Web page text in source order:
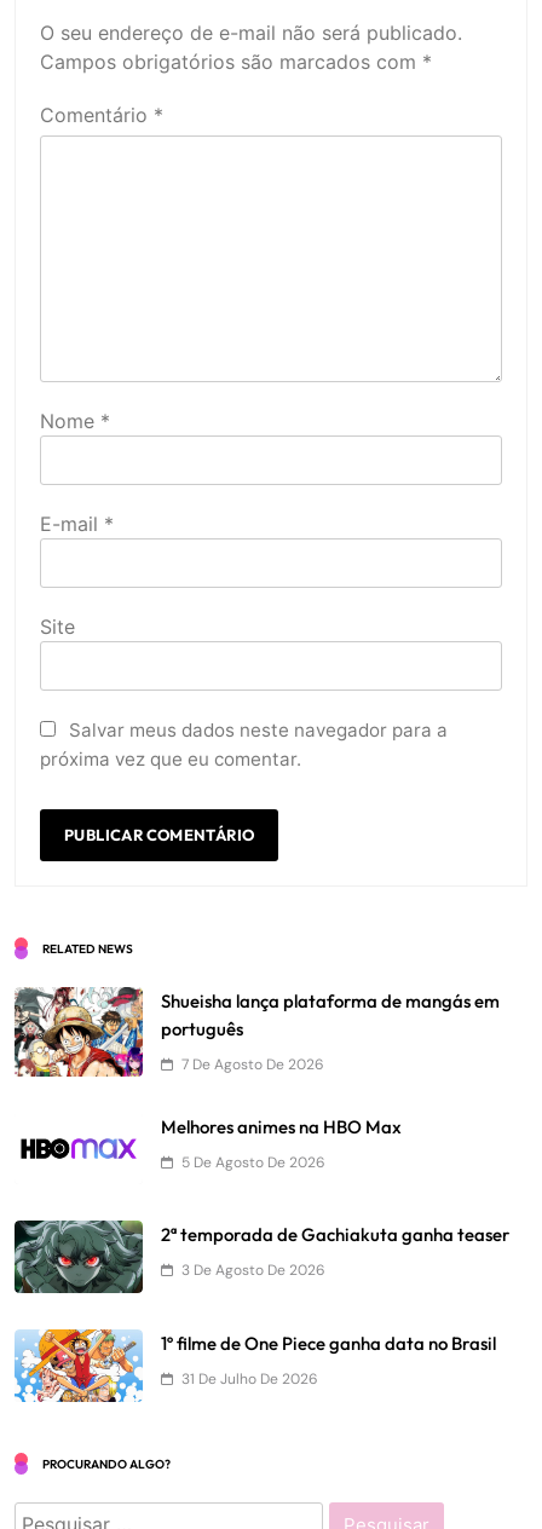
O seu endereço de e-mail não será publicado.
Campos obrigatórios são marcados com *
Comentário *
Nome *
E-mail *
Site
Salvar meus dados neste navegador para a
próxima vez que eu comentar.
RELATED NEWS
Shueisha lança plataforma de mangás em
português
7 De Agosto De 2026
Melhores animes na HBO Max
5 De Agosto De 2026
2ª temporada de Gachiakuta ganha teaser
3 De Agosto De 2026
1º filme de One Piece ganha data no Brasil
31 De Julho De 2026
PROCURANDO ALGO?
Pesquisar